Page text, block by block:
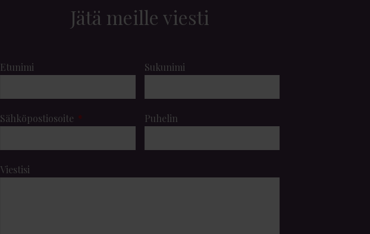
Jätä meille viesti
Etunimi Sukunimi
Sähköpostiosoite Puhelin
Viestisi